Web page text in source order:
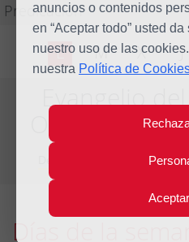
anuncios o contenidos
en “Aceptar todo” usted
nuestro uso de las
nuestra Política de
Predicación
L M X J
Evangelio
Octava de
Del día 29 de Diciembre de
Días de la